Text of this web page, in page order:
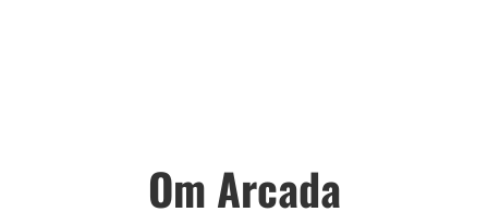
Om Arcada